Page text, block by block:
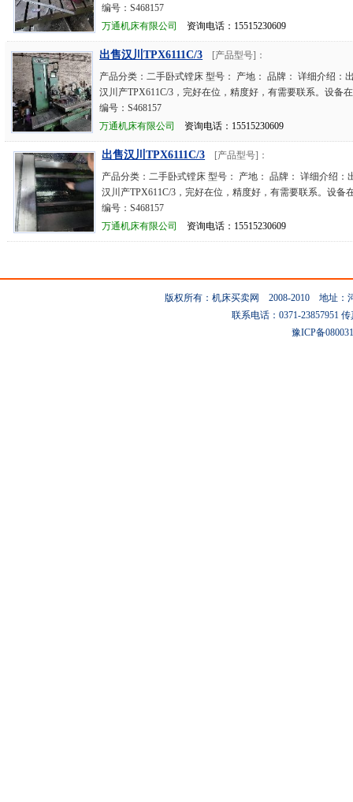
编号：S468157
万通机床有限公司
资询电话：15515230609
出售汉川TPX6111C/3
[产品型号]：
产品分类：二手卧式镗床 型号： 产地： 品牌： 详细介绍：
汉川产TPX611C/3，完好在位，精度好，有需要联系。设备
编号：S468157
万通机床有限公司
资询电话：15515230609
出售汉川TPX6111C/3
[产品型号]：
产品分类：二手卧式镗床 型号： 产地： 品牌： 详细介绍：
汉川产TPX611C/3，完好在位，精度好，有需要联系。设备
编号：S468157
万通机床有限公司
资询电话：15515230609
版权所有：机床买卖网 2008-2010 地址：
联系电话：0371-23857951
豫ICP备